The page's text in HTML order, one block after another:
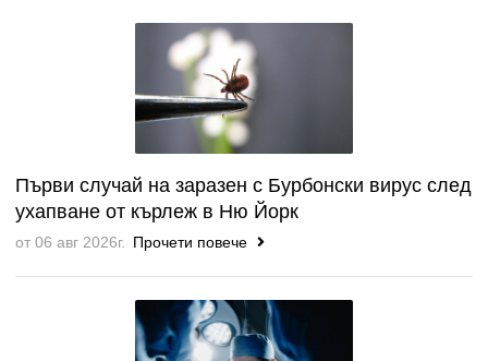
Първи случай на заразен с Бурбонски вирус след
ухапване от кърлеж в Ню Йорк
от 06 авг 2026г. Прочети повече